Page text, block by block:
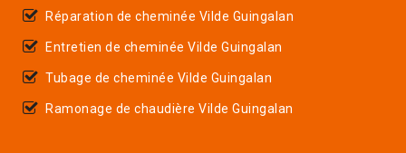
Réparation de cheminée Vilde Guingalan
Entretien de cheminée Vilde Guingalan
Tubage de cheminée Vilde Guingalan
Ramonage de chaudière Vilde Guingalan